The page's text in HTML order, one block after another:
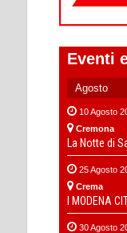
Eventi
10 Agosto
Cremona
La Notte di
25 Agosto
Crema
I MODENA
30 Agosto